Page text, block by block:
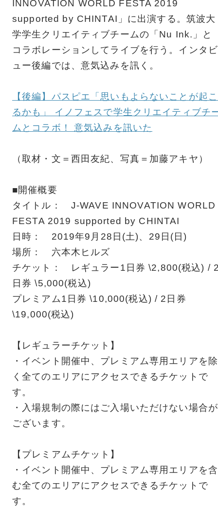
INNOVATION WORLD FESTA 2019
supported by CHINTAI」に出演する。筑波大
学学生クリエイティブチームの「Nu Ink.」と
コラボレーションしてライブを行う。インタビ
ュー後編では、意気込みを訊く。
【後編】パスピエ「思いもよらないことが起こ
るかも」 イノフェスで学生クリエイティブチ
ムとコラボ！ 意気込みを訊いた
（取材・文＝西田友紀、写真＝加藤アキヤ）
■開催概要
タイトル： J-WAVE INNOVATION WORLD
FESTA 2019 supported by CHINTAI
日時： 2019年9月28日(土)、29日(日)
場所： 六本木ヒルズ
チケット： レギュラー1日券 \2,800(税込) /
日券 \5,000(税込)
プレミアム1日券 \10,000(税込) / 2日券
\19,000(税込)
【レギュラーチケット】
・イベント開催中、プレミアム専用エリアを除
く全てのエリアにアクセスできるチケットで
す。
・入場規制の際にはご入場いただけない場合が
ございます。
【プレミアムチケット】
・イベント開催中、プレミアム専用エリアを含
む全てのエリアにアクセスできるチケットで
す。